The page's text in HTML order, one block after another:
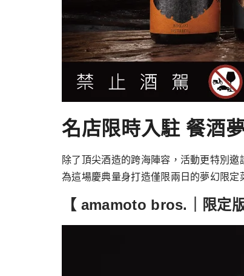
名店限時入駐 餐酒
除了頂尖酒造的跨海陣容，活動更特別
為這場慶典量⾝打造僅限兩⽇的夢幻限定
【 amamoto bros.｜限定